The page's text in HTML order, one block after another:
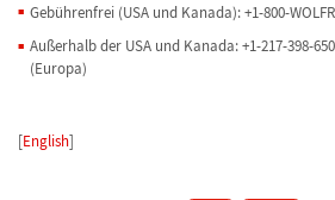
Gebührenfrei (USA und Kanada): +1-800-
Außerhalb der USA und Kanada: +1-217-398-
(Europa)
[English]